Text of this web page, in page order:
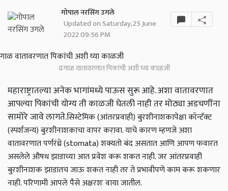
गोपाल नरसिंग उगले
Updated on Saturday, 25 June
2022 09:56 PM
ढगाळ वातावरणात पिकांची अशी घ्या काळजी
महाराष्ट्रातल्या अनेक भागांमध्ये पाऊस सुरू आहे. अशा वातावरणात
आपल्या पिकांची योग्य ती काळजी घेतली नाही तर मोठ्या अडचणींना
सामोरे जावे लागते.सिस्टेमिक (आंतरप्रवाही) बुरशीनाशकापेक्षा कॉन्टॅक्ट
(स्पर्शजन्य) बुरशीनाशकाचा वापर करावा. याचे कारण म्हणजे अशा
वातावरणात पर्णरंध्रे (stomata) शक्यतो बंद असतात आणि आपण फवारत
असलेले औषध झाडाच्या आत प्रवेश करू शकत नाही. जर आंतरप्रवाही
बुरशीनाशक झाडातच जाऊ शकत नाही तर ते प्रभावीपणे काम करू शकणार
नाही. परिणामी आपले पैसे अक्षरशः वाया जातील.